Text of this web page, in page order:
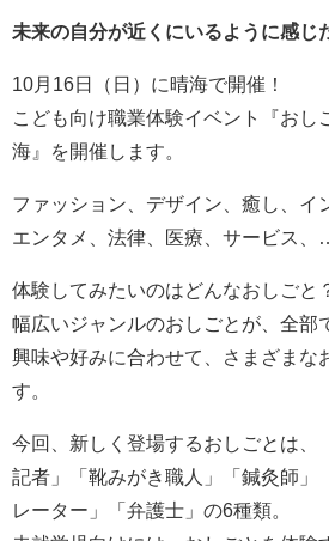
未来の自分が近くにいるように感じ
10月16日（日）に晴海で開催！
こども向け職業体験イベント『おし
海』を開催します。
ファッション、デザイン、癒し、イ
エンタメ、法律、医療、サービス、
体験してみたいのはどんなおしごと
幅広いジャンルのおしごとが、全部
興味や好みに合わせて、さまざまな
す。
今回、新しく登場するおしごとは、
記者」「靴みがき職人」「鍼灸師」
レーター」「弁護士」の6種類。